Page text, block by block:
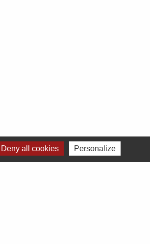
Deny all cookies Personalize